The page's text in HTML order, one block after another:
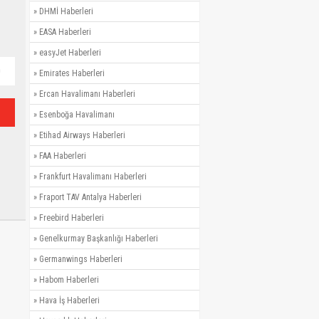
» DHMİ Haberleri
» EASA Haberleri
» easyJet Haberleri
» Emirates Haberleri
» Ercan Havalimanı Haberleri
» Esenboğa Havalimanı
» Etihad Airways Haberleri
» FAA Haberleri
» Frankfurt Havalimanı Haberleri
» Fraport TAV Antalya Haberleri
» Freebird Haberleri
» Genelkurmay Başkanlığı Haberleri
» Germanwings Haberleri
» Habom Haberleri
» Hava İş Haberleri